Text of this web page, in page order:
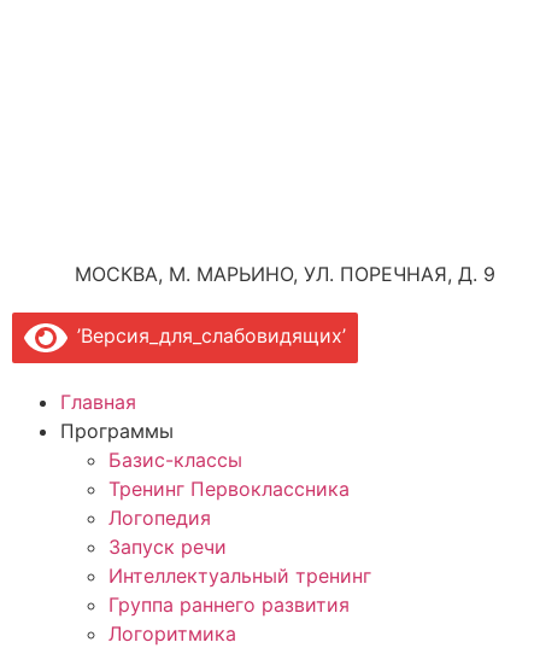
МОСКВА, М. МАРЬИНО, УЛ. ПОРЕЧНАЯ, Д. 9
’Версия_для_слабовидящих’
Главная
Программы
Базис-классы
Тренинг Первоклассника
Логопедия
Запуск речи
Интеллектуальный тренинг
Группа раннего развития
Логоритмика